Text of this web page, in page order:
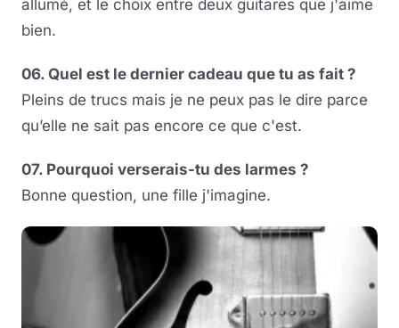
allumé, et le choix entre deux guitares que j'aime
bien.
06. Quel est le dernier cadeau que tu as fait ?
Pleins de trucs mais je ne peux pas le dire parce
qu’elle ne sait pas encore ce que c'est.
07. Pourquoi verserais-tu des larmes ?
Bonne question, une fille j'imagine.